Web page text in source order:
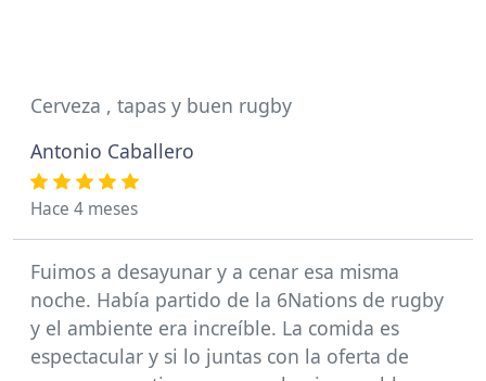
Cerveza , tapas y buen rugby
Antonio Caballero
Hace 4 meses
Fuimos a desayunar y a cenar esa misma
noche. Había partido de la 6Nations de rugby
y el ambiente era increíble. La comida es
espectacular y si lo juntas con la oferta de